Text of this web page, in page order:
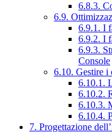
6.8.3.
6.9.
6.9.1. I
6.9.2. I
6.9.3.
Console
6.10. Gestire i
6.10.1.
6.10.2.
6.10.3.
6.10.4.
7. Progettazione